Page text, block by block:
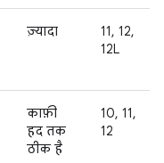
ज़्यादा
11, 12,
12L
काफ़ी
हद तक
ठीक है
10, 11,
12